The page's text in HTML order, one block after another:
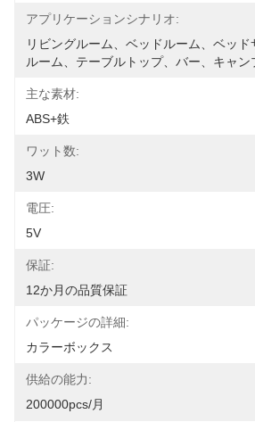
アプリケーションシナリオ:
リビングルーム、ベッドルーム、ベッ
ルーム、テーブルトップ、バー、キャン
主な素材:
ABS+鉄
ワット数:
3W
電圧:
5V
保証:
12か月の品質保証
パッケージの詳細:
カラーボックス
供給の能力:
200000pcs/月